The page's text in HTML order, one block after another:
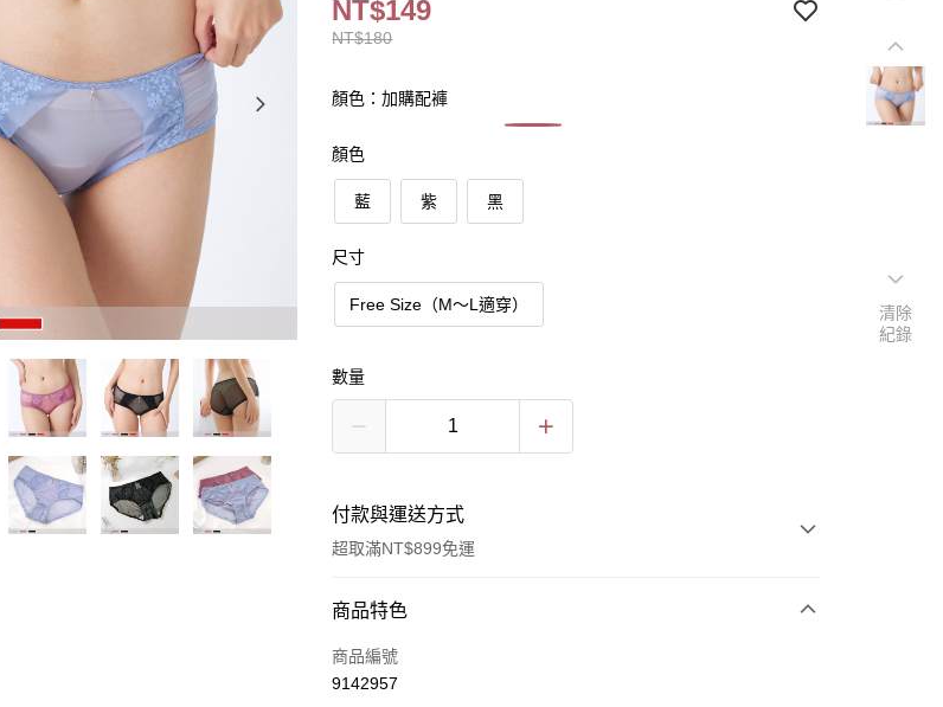
NT$180
NT$149
顏色：加購配褲
顏色
藍 紫 黑
尺寸
Free Size（M～L適穿）
數量
付款與運送方式
超取滿NT$899免運
付款方式
信用卡一次付款
商品特色
商品編號
9142957
清除
紀錄